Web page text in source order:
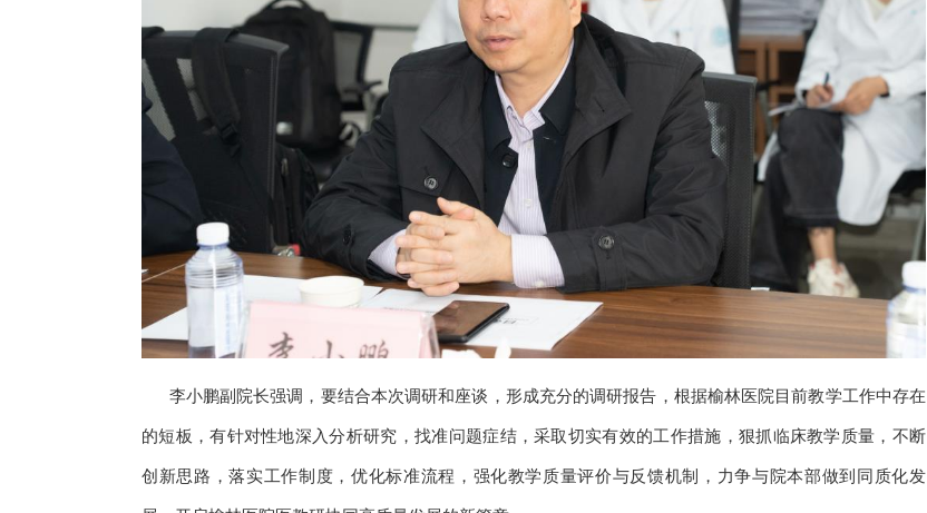
李小鹏副院长强调，要结合本次调研和座谈，形成充分的调研报告，根据榆林医院目前教学工作中存在
的短板，有针对性地深入分析研究，找准问题症结，采取切实有效的工作措施，狠抓临床教学质量，不断
创新思路，落实工作制度，优化标准流程，强化教学质量评价与反馈机制，力争与院本部做到同质化发